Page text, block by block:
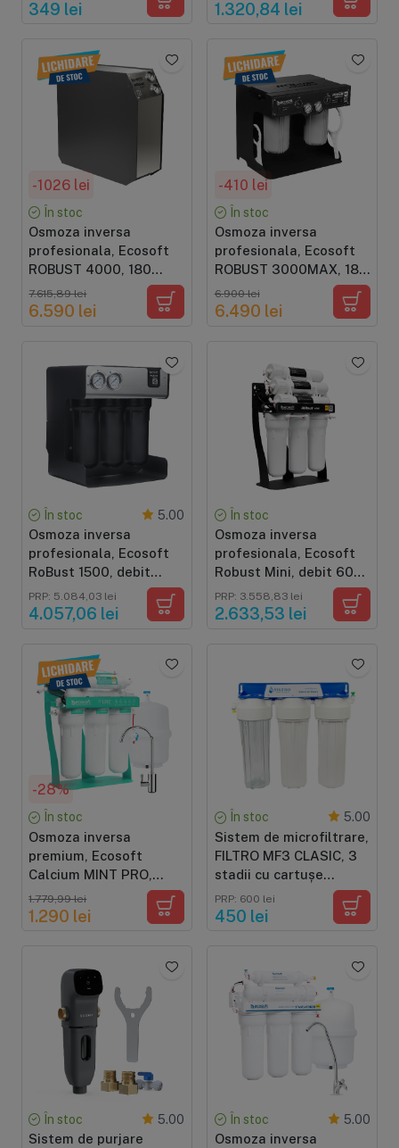
349 lei
metalic, 50 GPD, 5
stadii cu mineralizare
1.320,84 lei
-1026 lei
În stoc
Osmoza inversa
profesionala, Ecosoft
ROBUST 4000, 180
litri/ora, membrane de 2
x 500 GPD
7.615,89 lei
6.590 lei
-410 lei
În stoc
Osmoza inversa
profesionala, Ecosoft
ROBUST 3000MAX, 180
litri/ora, membrane de 2
x 500 GPD
6.900 lei
6.490 lei
În stoc 5.00
Osmoza inversa
profesionala, Ecosoft
RoBust 1500, debit
direct 90 litri/ora,
membrana 500 GPD,
pompa booster
PRP: 5.084,03 lei
4.057,06 lei
În stoc
Osmoza inversa
profesionala, Ecosoft
Robust Mini, debit 60
litri/ora, 3 membrane x
100 GPD
PRP: 3.558,83 lei
2.633,53 lei
-28%
În stoc
Osmoza inversa
premium, Ecosoft
Calcium MINT PRO,
pompa de presiune pe
cadru metalic, 75 GPD,
si postcarbune
1.779,99 lei
1.290 lei
În stoc 5.00
Sistem de microfiltrare,
FILTRO MF3 CLASIC, 3
stadii cu cartușe
clasice, carcasă
transparentă, baterie
PRP: 600 lei
450 lei
În stoc 5.00
Sistem de purjare
În stoc 5.00
Osmoza inversa